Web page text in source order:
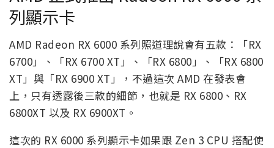
列顯示卡
AMD Radeon RX 6000 系列照道理說會有五款：「RX
6700」、「RX 6700 XT」、「RX 6800」、「RX 6800
XT」與「RX 6900 XT」，不過這次 AMD 在發表會
上，只有透露後三款的細節，也就是 RX 6800、RX
6800XT 以及 RX 6900XT。
這次的 RX 6000 系列顯示卡如果跟 Zen 3 CPU 搭配使